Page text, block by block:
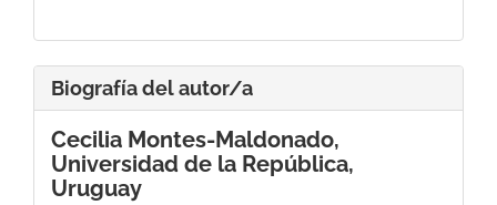
Biografía del autor/a
Cecilia Montes-Maldonado,
Universidad de la República,
Uruguay